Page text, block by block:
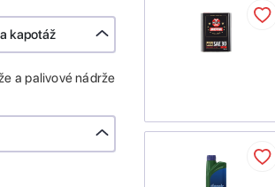
kapotáž
a palivové nádrže